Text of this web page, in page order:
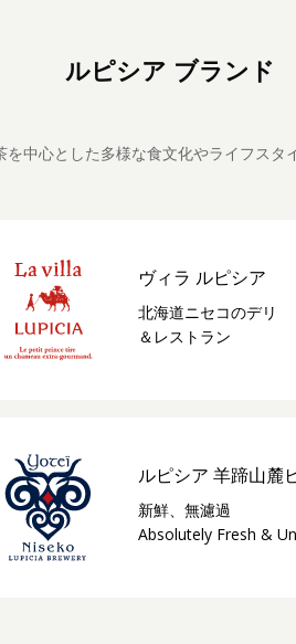
ルピシア ブランド
を中心とした多様な食文化やライフスタ
ヴィラ ルピシア
北海道ニセコのデリ
＆レストラン
ルピシア 羊蹄山麓
新鮮、無濾過
Absolutely Fresh &